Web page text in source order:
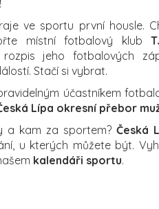
ve sportu první housle.
místní fotbalový klub
rozpis jeho fotbalových
Stačí si vybrat.
účastníkem
Lípa okresní přebor
a kam za sportem? Česká
u kterých můžete být.
kalendáři sportu.